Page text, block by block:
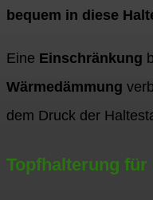
bequem in diese
Eine Einschränkung
Wärmedämmung
dem Druck der
Topfhalterung